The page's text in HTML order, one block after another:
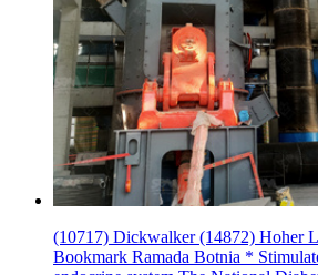
(10717) Dickwalker (14872) Hoher
Bookmark Ramada Botnia *